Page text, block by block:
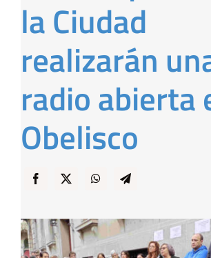
… y Cigarras
la Ciudad
realizarán
radio abierta
Obelisco